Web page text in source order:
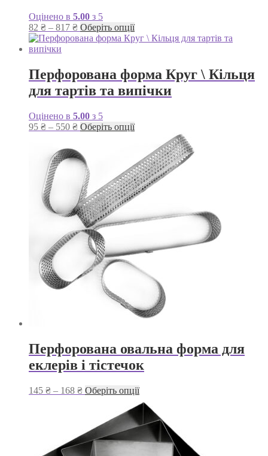
Оцінено в 5.00 з 5
82 ₴ – 817 ₴Діапазон
цін:
817 ₴
Оберіть опціїЦей
товар
варіантів.
Параметри
можна
сторінці
товару
Перфорована форма Круг \ Кільця
для тартів та випічки
Оцінено в 5.00 з 5
95 ₴ – 550 ₴Діапазон
95 ₴
до
550 ₴
Оберіть опціїЦей
кілька
варіантів.
Параметри
можна
вибрати
сторінці
Перфорована овальна форма для
еклерів і тістечок
145 ₴ – 168 ₴Діапазон
145 ₴
до
168 ₴
Оберіть опціїЦей
товар
має
кілька
варіантів.
Параметри